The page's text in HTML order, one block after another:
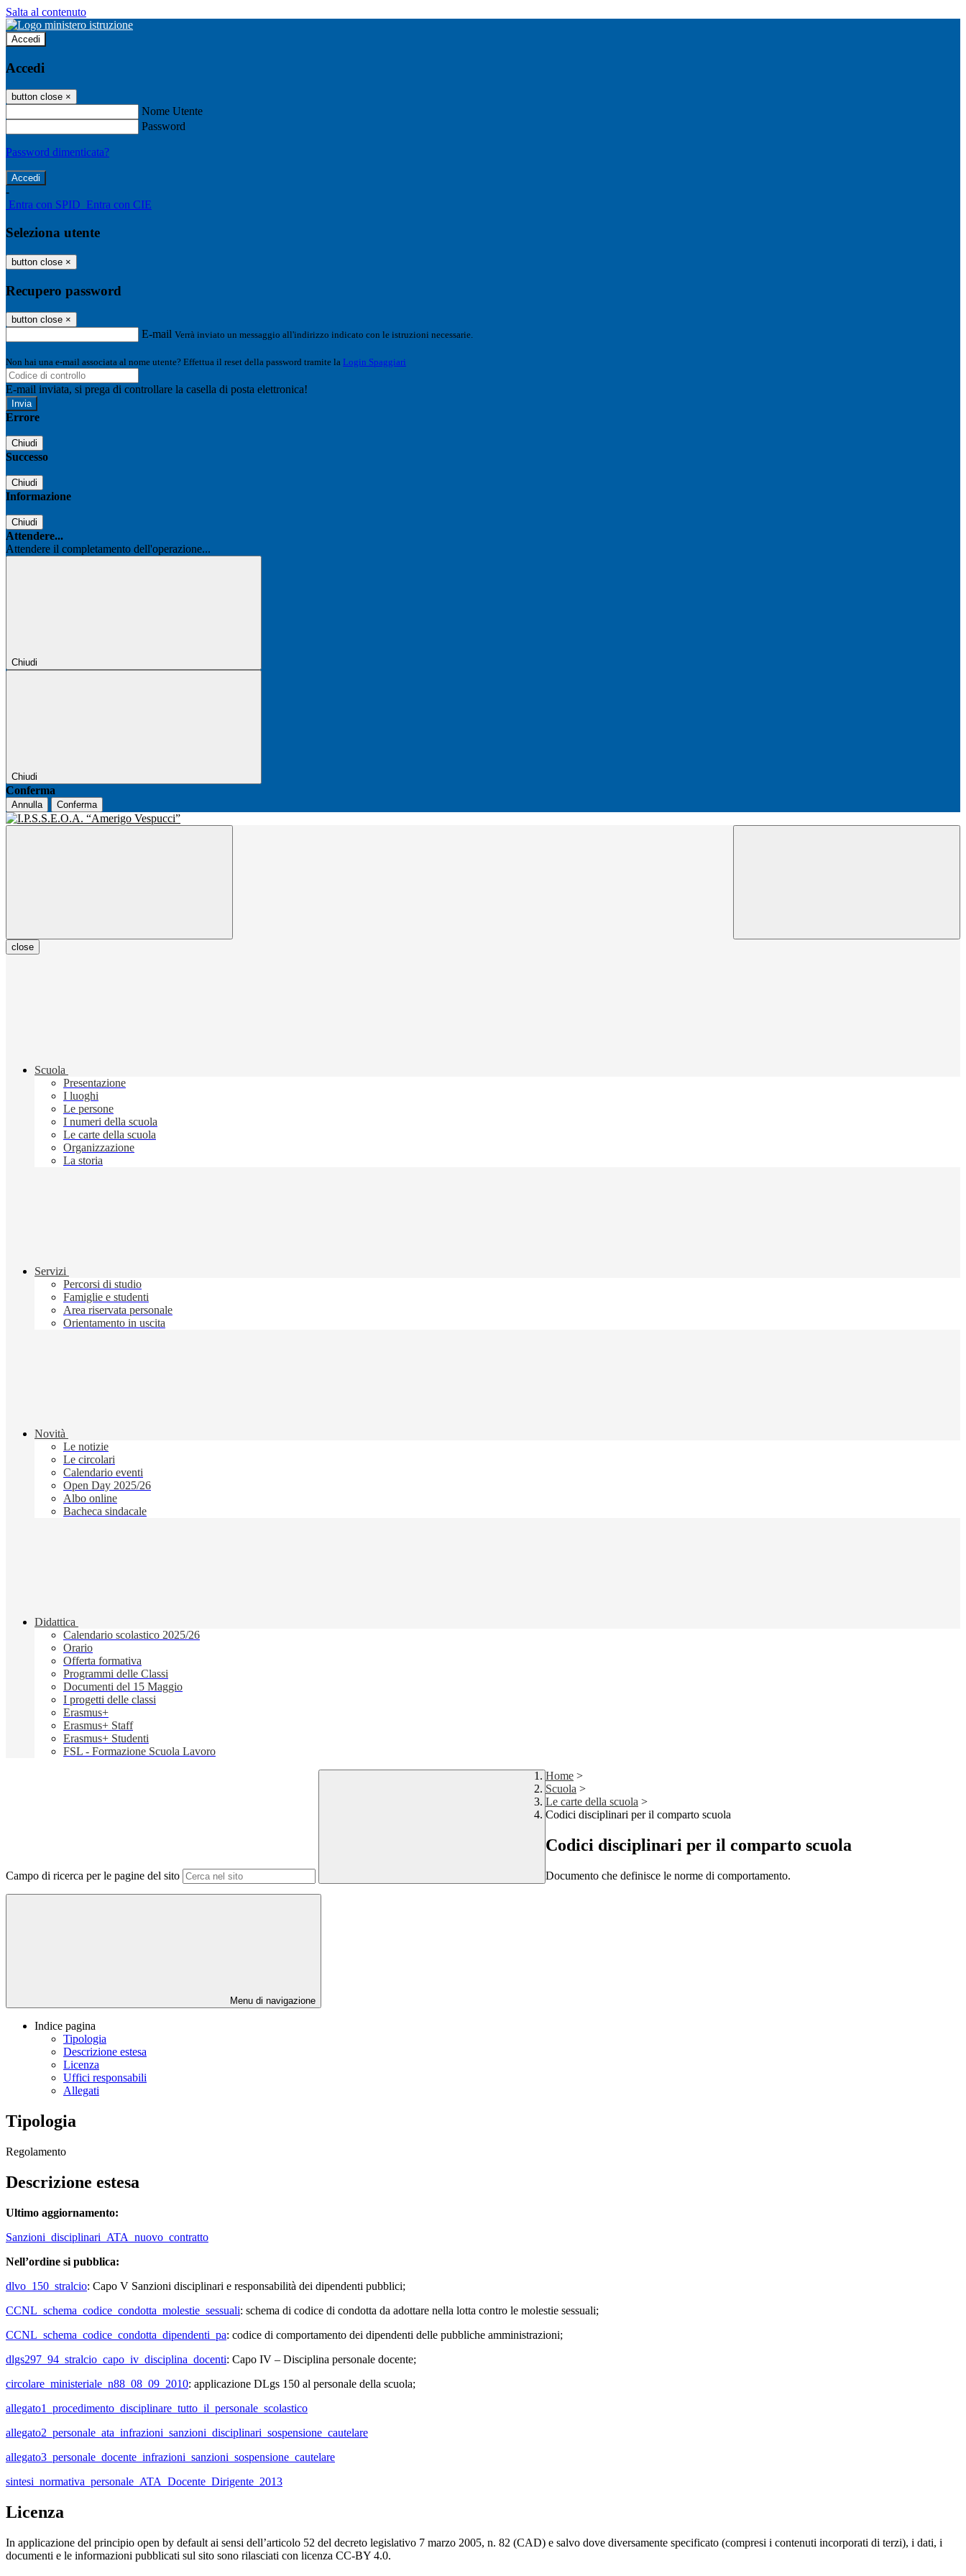
Salta al contenuto
Accedi
Accedi
button close ×
Nome Utente
Password
Password dimenticata?
-
Entra con SPID Entra con CIE
Seleziona utente
button close ×
Recupero password
button close ×
E-mail Verrà inviato un messaggio all'indirizzo indicato con le istruzioni necessarie.
Non hai una e-mail associata al nome utente? Effettua il reset della password tramite la Login Spaggiari
E-mail inviata, si prega di controllare la casella di posta elettronica!
Errore
Chiudi
Successo
Chiudi
Informazione
Chiudi
Attendere...
Attendere il completamento dell'operazione...
Chiudi
Chiudi
Conferma
Annulla Conferma
close
Scuola
Presentazione
I luoghi
Le persone
I numeri della scuola
Le carte della scuola
Organizzazione
La storia
Servizi
Percorsi di studio
Famiglie e studenti
Area riservata personale
Orientamento in uscita
Novità
Le notizie
Le circolari
Calendario eventi
Open Day 2025/26
Albo online
Bacheca sindacale
Didattica
Calendario scolastico 2025/26
Orario
Offerta formativa
Programmi delle Classi
Documenti del 15 Maggio
I progetti delle classi
Erasmus+
Erasmus+ Staff
Erasmus+ Studenti
FSL - Formazione Scuola Lavoro
Campo di ricerca per le pagine del sito
Home >
Scuola >
Le carte della scuola >
Codici disciplinari per il comparto scuola
Codici disciplinari per il comparto scuola
Documento che definisce le norme di comportamento.
Menu di navigazione
Indice pagina
Tipologia
Descrizione estesa
Licenza
Uffici responsabili
Allegati
Tipologia
Regolamento
Descrizione estesa
Ultimo aggiornamento:
Sanzioni_disciplinari_ATA_nuovo_contratto
Nell’ordine si pubblica:
dlvo_150_stralcio: Capo V Sanzioni disciplinari e responsabilità dei dipendenti pubblici;
CCNL_schema_codice_condotta_molestie_sessuali: schema di codice di condotta da adottare nella lotta contro le molestie sessuali;
CCNL_schema_codice_condotta_dipendenti_pa: codice di comportamento dei dipendenti delle pubbliche amministrazioni;
dlgs297_94_stralcio_capo_iv_disciplina_docenti: Capo IV – Disciplina personale docente;
circolare_ministeriale_n88_08_09_2010: applicazione DLgs 150 al personale della scuola;
allegato1_procedimento_disciplinare_tutto_il_personale_scolastico
allegato2_personale_ata_infrazioni_sanzioni_disciplinari_sospensione_cautelare
allegato3_personale_docente_infrazioni_sanzioni_sospensione_cautelare
sintesi_normativa_personale_ATA_Docente_Dirigente_2013
Licenza
In applicazione del principio open by default ai sensi dell’articolo 52 del decreto legislativo 7 marzo 2005, n. 82 (CAD) e salvo dove diversamente specificato (compresi i contenuti incorporati di terzi), i dati, i
documenti e le informazioni pubblicati sul sito sono rilasciati con licenza CC-BY 4.0.